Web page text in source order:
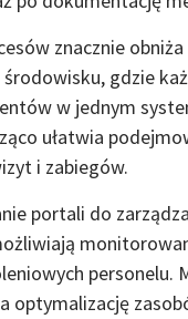
znacznie
gdzie
w jednym
ułatwia
i zabiegów.
portali do
personelu.
optymalizację